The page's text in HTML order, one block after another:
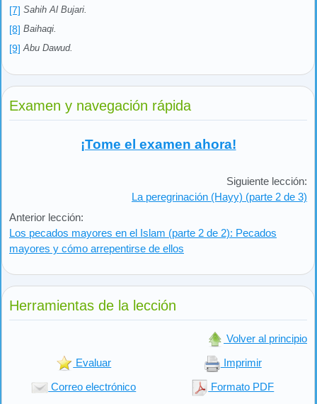
[7] Sahih Al Bujari.
[8] Baihaqi.
[9] Abu Dawud.
Examen y navegación rápida
¡Tome el examen ahora!
Anterior lección:
Los pecados mayores en el Islam (parte 2 de 2): Pecados
mayores y cómo arrepentirse de ellos
Siguiente lección:
La peregrinación (Hayy) (parte 2 de 3)
Herramientas de la lección
Volver al principio
Evaluar Imprimir
Correo electrónico Formato PDF